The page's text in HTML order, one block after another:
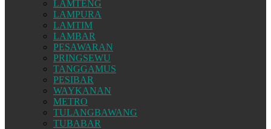
LAMTENG
LAMPURA
LAMTIM
LAMBAR
PESAWARAN
PRINGSEWU
TANGGAMUS
PESIBAR
WAYKANAN
METRO
TULANGBAWANG
TUBABAR